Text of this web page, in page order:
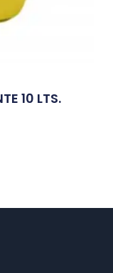
10 LTS.